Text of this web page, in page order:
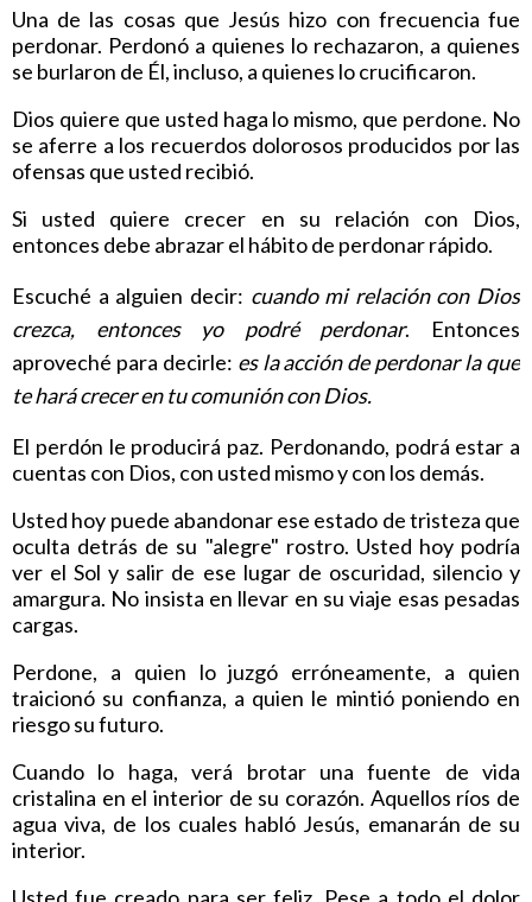
Una de las cosas que Jesús hizo con frecuencia fue
perdonar. Perdonó a quienes lo rechazaron, a quienes
se burlaron de Él, incluso, a quienes lo crucificaron.
Dios quiere que usted haga lo mismo, que perdone. No
se aferre a los recuerdos dolorosos producidos por las
ofensas que usted recibió.
Si usted quiere crecer en su relación con Dios,
entonces debe abrazar el hábito de perdonar rápido.
Escuché a alguien decir: cuando mi relación con Dios
crezca, entonces yo podré perdonar. Entonces
aproveché para decirle: es la acción de perdonar la que
te hará crecer en tu comunión con Dios.
El perdón le producirá paz. Perdonando, podrá estar a
cuentas con Dios, con usted mismo y con los demás.
Usted hoy puede abandonar ese estado de tristeza que
oculta detrás de su "alegre" rostro. Usted hoy podría
ver el Sol y salir de ese lugar de oscuridad, silencio y
amargura. No insista en llevar en su viaje esas pesadas
cargas.
Perdone, a quien lo juzgó erróneamente, a quien
traicionó su confianza, a quien le mintió poniendo en
riesgo su futuro.
Cuando lo haga, verá brotar una fuente de vida
cristalina en el interior de su corazón. Aquellos ríos de
agua viva, de los cuales habló Jesús, emanarán de su
interior.
Usted fue creado para ser feliz. Pese a todo el dolor